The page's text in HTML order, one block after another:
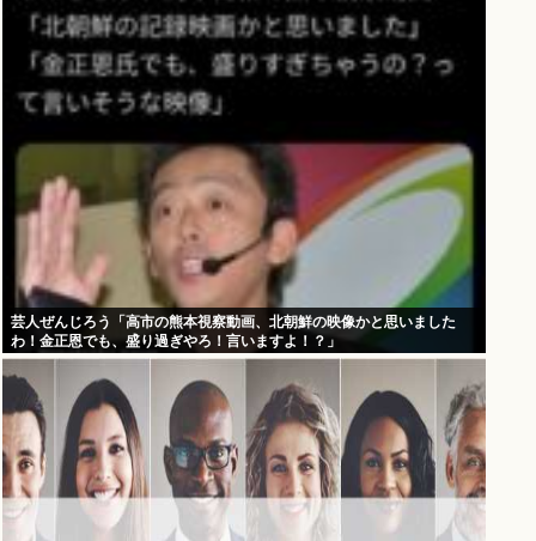
芸人ぜんじろう「高市の熊本視察動画、北朝鮮の映像かと思いました
わ！金正恩でも、盛り過ぎやろ！言いますよ！？」